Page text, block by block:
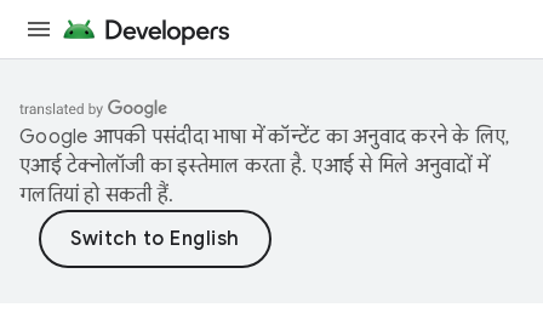
Google आपकी पसंदीदा भाषा में कॉन्टेंट का अनुवाद करने के लिए,
एआई टेक्नोलॉजी का इस्तेमाल करता है. एआई से मिले अनुवादों में
गलतियां हो सकती हैं.